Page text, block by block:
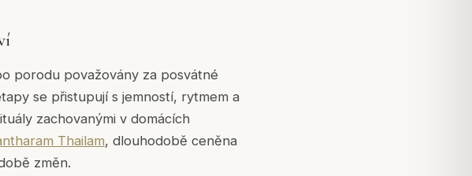
porodu považovány za posvátné
se přistupují s jemností, rytmem a
zachovanými v domácích
Thailam, dlouhodobě ceněna
změn.